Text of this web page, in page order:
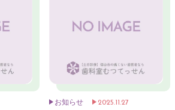
お知らせ 2025.11.27